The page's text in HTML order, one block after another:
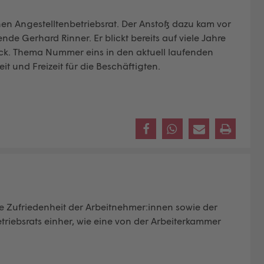
Angestelltenbetriebsrat. Der Anstoß dazu kam vor
Gerhard Rinner. Er blickt bereits auf viele Jahre
Thema Nummer eins in den aktuell laufenden
und Freizeit für die Beschäftigten.
Zufriedenheit der Arbeitnehmer:innen sowie der
einher, wie eine von der Arbeiterkammer